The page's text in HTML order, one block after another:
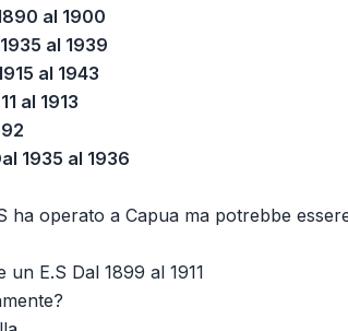
al 1900
al 1939
al 1943
al 1913
1935 al 1936
ha operato a Capua ma potrebbe
E.S Dal 1899 al 1911